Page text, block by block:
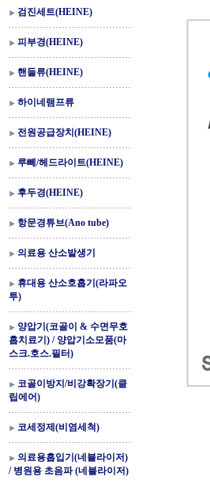
검진세트(HEINE)
피부경(HEINE)
핸들류(HEINE)
하이네램프류
전원공급장치(HEINE)
루뻬/헤드라이트(HEINE)
후두경(HEINE)
항문경튜브(Ano tube)
의료용 산소발생기
휴대용 산소호흡기(라파오
투)
양압기(코골이 & 수면무호
흡치료기) / 양압기소모품(마
스크.호스.필터)
코골이방지/비강확장기(클
립에어)
코세정제(비염세척)
의료용흡입기(네블라이저)
/ 병원용 초음파 (네블라이저)